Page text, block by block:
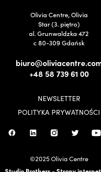
Olivia Centre, Olivia
Star (3. piętro)
al. Grunwaldzka 472
c 80-309 Gdańsk
+48 58 739 61 00
NEWSLETTER
POLITYKA PRYWATNOŚCI
©2025 Olivia Centre